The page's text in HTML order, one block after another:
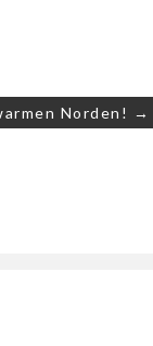
Norden! →